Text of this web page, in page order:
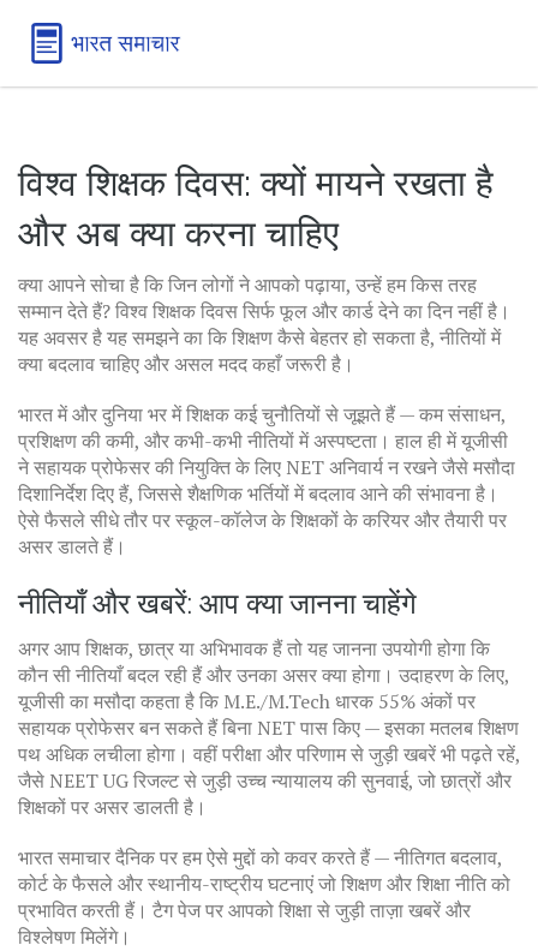
विश्व शिक्षक दिवस: क्यों मायने रखता है
और अब क्या करना चाहिए
क्या आपने सोचा है कि जिन लोगों ने आपको पढ़ाया, उन्हें हम किस तरह
सम्मान देते हैं? विश्व शिक्षक दिवस सिर्फ फूल और कार्ड देने का दिन नहीं है।
यह अवसर है यह समझने का कि शिक्षण कैसे बेहतर हो सकता है, नीतियों में
क्या बदलाव चाहिए और असल मदद कहाँ जरूरी है।
भारत में और दुनिया भर में शिक्षक कई चुनौतियों से जूझते हैं — कम संसाधन,
प्रशिक्षण की कमी, और कभी-कभी नीतियों में अस्पष्टता। हाल ही में यूजीसी
ने सहायक प्रोफेसर की नियुक्ति के लिए NET अनिवार्य न रखने जैसे मसौदा
दिशानिर्देश दिए हैं, जिससे शैक्षणिक भर्तियों में बदलाव आने की संभावना है।
ऐसे फैसले सीधे तौर पर स्कूल-कॉलेज के शिक्षकों के करियर और तैयारी पर
असर डालते हैं।
नीतियाँ और खबरें: आप क्या जानना चाहेंगे
अगर आप शिक्षक, छात्र या अभिभावक हैं तो यह जानना उपयोगी होगा कि
कौन सी नीतियाँ बदल रही हैं और उनका असर क्या होगा। उदाहरण के लिए,
यूजीसी का मसौदा कहता है कि M.E./M.Tech धारक 55% अंकों पर
सहायक प्रोफेसर बन सकते हैं बिना NET पास किए — इसका मतलब शिक्षण
पथ अधिक लचीला होगा। वहीं परीक्षा और परिणाम से जुड़ी खबरें भी पढ़ते रहें,
जैसे NEET UG रिजल्ट से जुड़ी उच्च न्यायालय की सुनवाई, जो छात्रों और
शिक्षकों पर असर डालती है।
भारत समाचार दैनिक पर हम ऐसे मुद्दों को कवर करते हैं — नीतिगत बदलाव,
कोर्ट के फैसले और स्थानीय-राष्ट्रीय घटनाएं जो शिक्षण और शिक्षा नीति को
प्रभावित करती हैं। टैग पेज पर आपको शिक्षा से जुड़ी ताज़ा खबरें और
विश्लेषण मिलेंगे।